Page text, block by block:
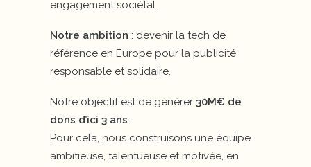
engagement sociétal.
Notre ambition : devenir la tech de
référence en Europe pour la publicité
responsable et solidaire.
Notre objectif est de générer 30M€ de
dons d’ici 3 ans.
Pour cela, nous construisons une équipe
ambitieuse, talentueuse et motivée, en